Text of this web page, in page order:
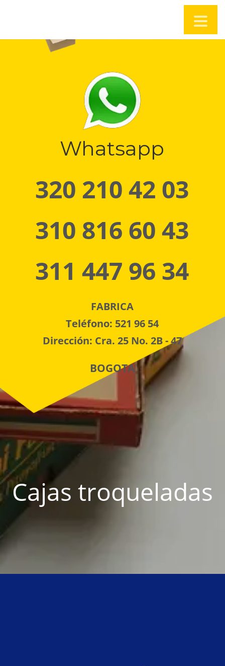
Whatsapp
320 210 42 03
310 816 60 43
311 447 96 34
FABRICA
Teléfono: 521 96 54
Dirección: Cra. 25 No. 2B - 47
BOGOTA
Cajas troqueladas